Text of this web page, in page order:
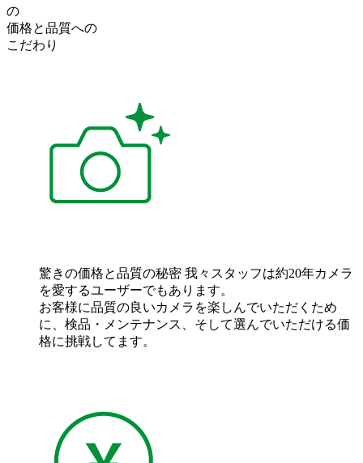
の
価格と品質への
こだわり
驚きの価格と品質の秘密 我々スタッフは約20年カメラ
を愛するユーザーでもあります。
お客様に品質の良いカメラを楽しんでいただくため
に、検品・メンテナンス、そして選んでいただける価
格に挑戦してます。